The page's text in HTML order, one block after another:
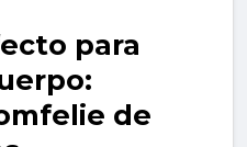
para
de